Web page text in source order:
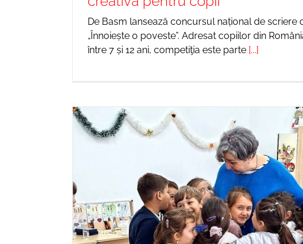
De Basm lansează concursul național de scriere
„Înnoiește o poveste”. Adresat copiilor din
între 7 și 12 ani, competiţia este parte[...]